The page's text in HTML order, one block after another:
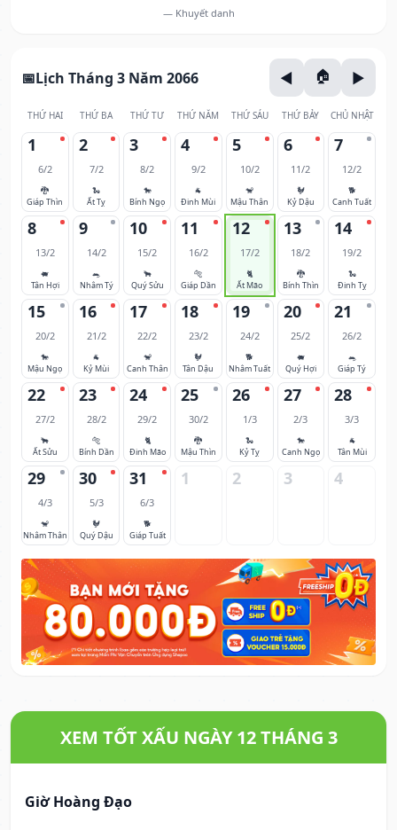
— Khuyết danh
Lịch Tháng 3 Năm 2066
THỨ HAI THỨ BA THỨ TƯ THỨ NĂM THỨ SÁU THỨ BẢY CHỦ NHẬT
1
6/2
🐉
Giáp Thìn
2
7/2
🐍
Ất Tỵ
3
8/2
🐎
Bính Ngọ
4
9/2
🐐
Đinh Mùi
5
10/2
🐒
Mậu Thân
6
11/2
🐓
Kỷ Dậu
7
12/2
🐕
Canh Tuất
8
13/2
🐖
Tân Hợi
9
14/2
🐀
Nhâm Tý
10
15/2
🐂
Quý Sửu
11
16/2
🐅
Giáp Dần
12
17/2
🐈
Ất Mão
13
18/2
🐉
Bính Thìn
14
19/2
🐍
Đinh Tỵ
15
20/2
🐎
Mậu Ngọ
16
21/2
🐐
Kỷ Mùi
17
22/2
🐒
Canh Thân
18
23/2
🐓
Tân Dậu
19
24/2
🐕
Nhâm Tuất
20
25/2
🐖
Quý Hợi
21
26/2
🐀
Giáp Tý
22
27/2
🐂
Ất Sửu
23
28/2
🐅
Bính Dần
24
29/2
🐈
Đinh Mão
25
30/2
🐉
Mậu Thìn
26
1/3
🐍
Kỷ Tỵ
27
2/3
🐎
Canh Ngọ
28
3/3
🐐
Tân Mùi
29
4/3
🐒
Nhâm Thân
30
5/3
🐓
Quý Dậu
31
6/3
🐕
Giáp Tuất
1 2 3 4
XEM TỐT XẤU NGÀY 12 THÁNG 3
Giờ Hoàng Đạo